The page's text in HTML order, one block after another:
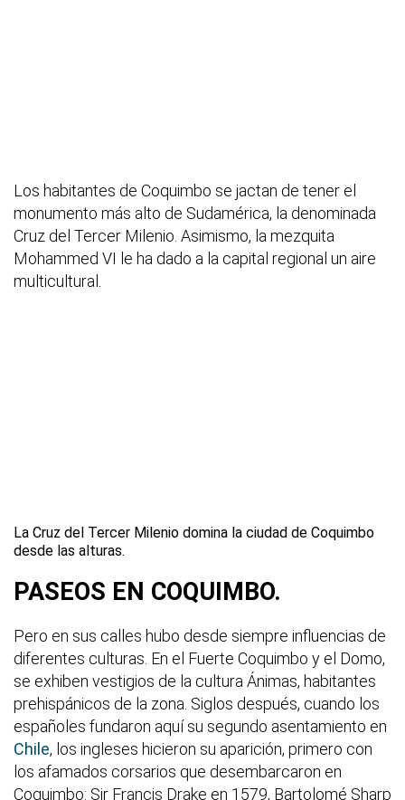
Los habitantes de Coquimbo se jactan de tener el
monumento más alto de Sudamérica, la denominada
Cruz del Tercer Milenio. Asimismo, la mezquita
Mohammed VI le ha dado a la capital regional un aire
multicultural.
La Cruz del Tercer Milenio domina la ciudad de Coquimbo
desde las alturas.
PASEOS EN COQUIMBO.
Pero en sus calles hubo desde siempre influencias de
diferentes culturas. En el Fuerte Coquimbo y el Domo,
se exhiben vestigios de la cultura Ánimas, habitantes
prehispánicos de la zona. Siglos después, cuando los
españoles fundaron aquí su segundo asentamiento en
Chile, los ingleses hicieron su aparición, primero con
los afamados corsarios que desembarcaron en
Coquimbo: Sir Francis Drake en 1579, Bartolomé Sharp